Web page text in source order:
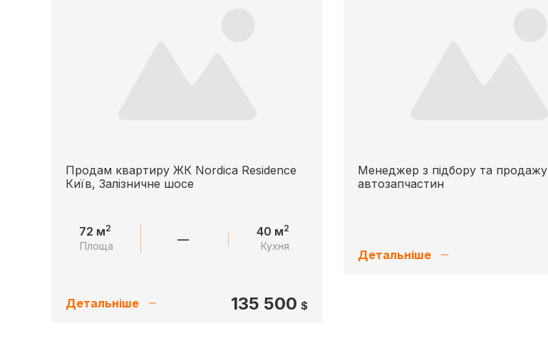
Продам квартиру ЖК Nordica Residence
Київ, Залізничне шосе
72 м2
Площа —
40 м2
Кухня
Детальніше 135 500 $
Менеджер з підбору та продажу
автозапчастин
Детальніше